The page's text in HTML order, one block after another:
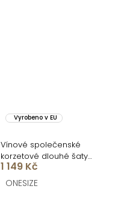
Vyrobeno v EU
Vínové společenské
korzetové dlouhé šaty
FAYELA
1 149 Kč
ONESIZE